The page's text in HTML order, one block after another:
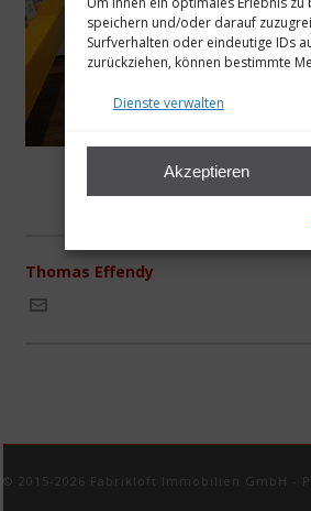
speichern und/oder darauf
Surfverhalten oder eindeutige IDs
zurückziehen, können bestimmte
Dienste verwalten
Akzeptieren
Thomas Effendy
© 2015-2026 Fabrikloft Immobilien GmbH -